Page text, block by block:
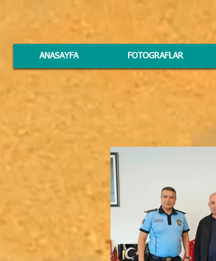
ANASAYFA FOTOGRAFLAR